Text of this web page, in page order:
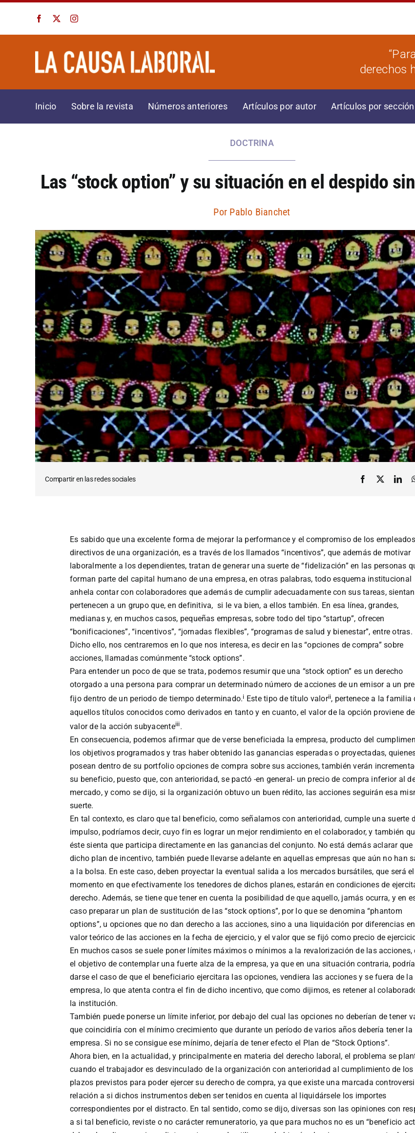
contenido
derechos
Inicio Sobre la revista Números anteriores Artículos por autor Artículos por sección
DOCTRINA
Las “stock option” y su situación en el despido
Por Pablo Bianchet
Compartir en las redes sociales
Es sabido que una excelente forma de mejorar la performance y el compromiso de los
directivos de una organización, es a través de los llamados “incentivos”, que además de motivar
laboralmente a los dependientes, tratan de generar una suerte de “fidelización” en las personas
forman parte del capital humano de una empresa, en otras palabras, todo esquema institucional
anhela contar con colaboradores que además de cumplir adecuadamente con sus tareas,
pertenecen a un grupo que, en definitiva, si le va bien, a ellos también. En esa línea, grandes,
medianas y, en muchos casos, pequeñas empresas, sobre todo del tipo “startup”, ofrecen
“bonificaciones”, “incentivos”, “jornadas flexibles”, “programas de salud y bienestar”, entre otras.
Dicho ello, nos centraremos en lo que nos interesa, es decir en las “opciones de compra” sobre
acciones, llamadas comúnmente “stock options”.
Para entender un poco de que se trata, podemos resumir que una “stock option” es un derecho
otorgado a una persona para comprar un determinado número de acciones de un emisor a un
fijo dentro de un periodo de tiempo determinado.i Este tipo de título valorii, pertenece a la familia
aquellos títulos conocidos como derivados en tanto y en cuanto, el valor de la opción proviene
valor de la acción subyacenteiii.
En consecuencia, podemos afirmar que de verse beneficiada la empresa, producto del
los objetivos programados y tras haber obtenido las ganancias esperadas o proyectadas,
posean dentro de su portfolio opciones de compra sobre sus acciones, también verán
su beneficio, puesto que, con anterioridad, se pactó -en general- un precio de compra inferior al
mercado, y como se dijo, si la organización obtuvo un buen rédito, las acciones seguirán esa
suerte.
En tal contexto, es claro que tal beneficio, como señalamos con anterioridad, cumple una suerte
impulso, podríamos decir, cuyo fin es lograr un mejor rendimiento en el colaborador, y también
éste sienta que participa directamente en las ganancias del conjunto. No está demás aclarar que
dicho plan de incentivo, también puede llevarse adelante en aquellas empresas que aún no han
a la bolsa. En este caso, deben proyectar la eventual salida a los mercados bursátiles, que será el
momento en que efectivamente los tenedores de dichos planes, estarán en condiciones de
derecho. Además, se tiene que tener en cuenta la posibilidad de que aquello, jamás ocurra, y en
caso preparar un plan de sustitución de las “stock options”, por lo que se denomina “phantom
options”, u opciones que no dan derecho a las acciones, sino a una liquidación por diferencias
valor teórico de las acciones en la fecha de ejercicio, y el valor que se fijó como precio de
En muchos casos se suele poner límites máximos o mínimos a la revalorización de las acciones,
el objetivo de contemplar una fuerte alza de la empresa, ya que en una situación contraria, podría
darse el caso de que el beneficiario ejercitara las opciones, vendiera las acciones y se fuera de la
empresa, lo que atenta contra el fin de dicho incentivo, que como dijimos, es retener al
la institución.
También puede ponerse un límite inferior, por debajo del cual las opciones no deberían de tener
que coincidiría con el mínimo crecimiento que durante un período de varios años debería tener la
empresa. Si no se consigue ese mínimo, dejaría de tener efecto el Plan de “Stock Options”.
Ahora bien, en la actualidad, y principalmente en materia del derecho laboral, el problema se
cuando el trabajador es desvinculado de la organización con anterioridad al cumplimiento de los
plazos previstos para poder ejercer su derecho de compra, ya que existe una marcada
relación a si dichos instrumentos deben ser tenidos en cuenta al liquidársele los importes
correspondientes por el distracto. En tal sentido, como se dijo, diversas son las opiniones con
a si tal beneficio, reviste o no carácter remuneratorio, ya que para muchos no es un “beneficio